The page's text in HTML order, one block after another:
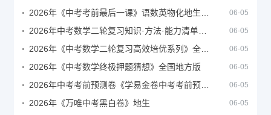
06-05
06-05
06-05
2026年《中考数学终极押题猜想》全国地方版 06-05
06-05
2026年《万唯中考黑白卷》地生 06-05